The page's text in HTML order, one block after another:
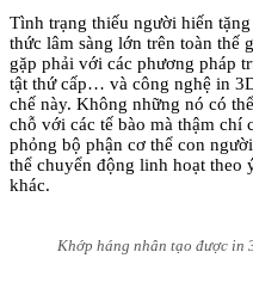
Tình trạng thiếu người hiến
thức lâm sàng lớn trên toàn thế
gặp phải với các phương pháp
tật thứ cấp… và công nghệ in
chế này. Không những nó có
chỗ với các tế bào mà thậm chí
phỏng bộ phận cơ thể con
thể chuyển động linh hoạt theo
khác.
Khớp háng nhân tạo được in